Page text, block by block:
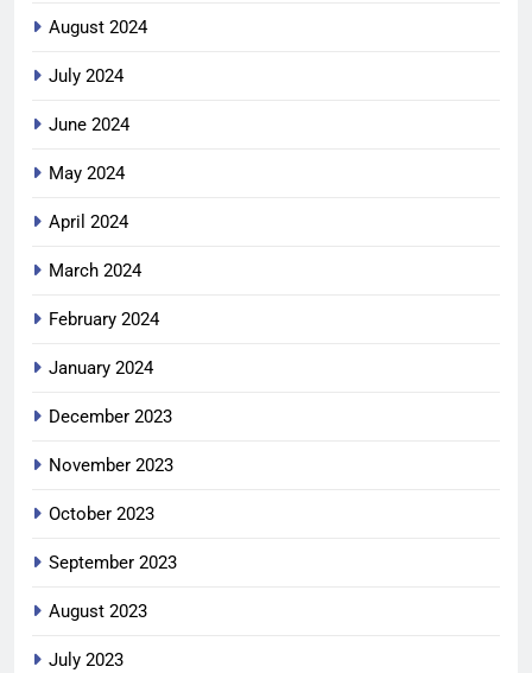
August 2024
July 2024
June 2024
May 2024
April 2024
March 2024
February 2024
January 2024
December 2023
November 2023
October 2023
September 2023
August 2023
July 2023